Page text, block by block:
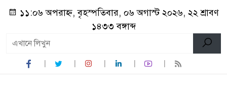
১১:০৬ অপরাহ্ন, বৃহস্পতিবার, ০৬ অগাস্ট ২০২৬, ২২ শ্রাবণ
১৪৩৩ বঙ্গাব্দ